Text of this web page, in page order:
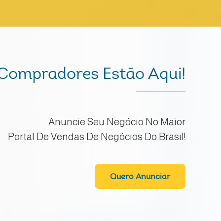
Estão Aqui!
Anuncie Seu Negócio No Maior
Portal De Vendas De Negócios Do Brasil!
Quero Anunciar